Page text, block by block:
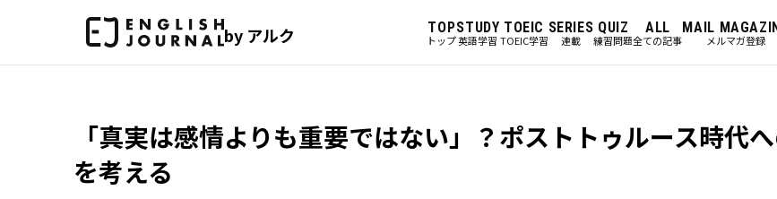
by アルク TOP
トップ
STUDY
英語学習
TOEIC
TOEIC学習
SERIES
連載
QUIZ
練習問題
ALL
全ての記事
MAIL
メルマガ登録
「真実は感情よりも重要ではない」？ポストトゥルース時代
を考える